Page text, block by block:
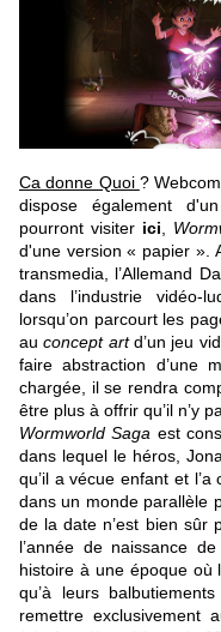
Ca donne Quoi ?
dispose également
pourront visiter ici
d'une version « papier ».
transmedia, l’Allemand
dans l’industrie vidéo-
lorsqu’on parcourt les
auconcept artd’un jeu
faire abstraction d’une
chargée, il se rendra
être plus à offrir qu’il n’y
Wormworld Saga est
dans lequel le héros,
qu’il a vécue enfant et l’a
dans un monde parallèle
de la date n’est bien sûr
l’année de naissance
histoire à une époque où
qu’à leurs
remettre exclusivement